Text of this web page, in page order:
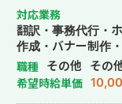
対応業務
翻訳・事務代行・
作成・バナー制作
ザイン・作成・イラ
職種 その他 その
希望時給単価